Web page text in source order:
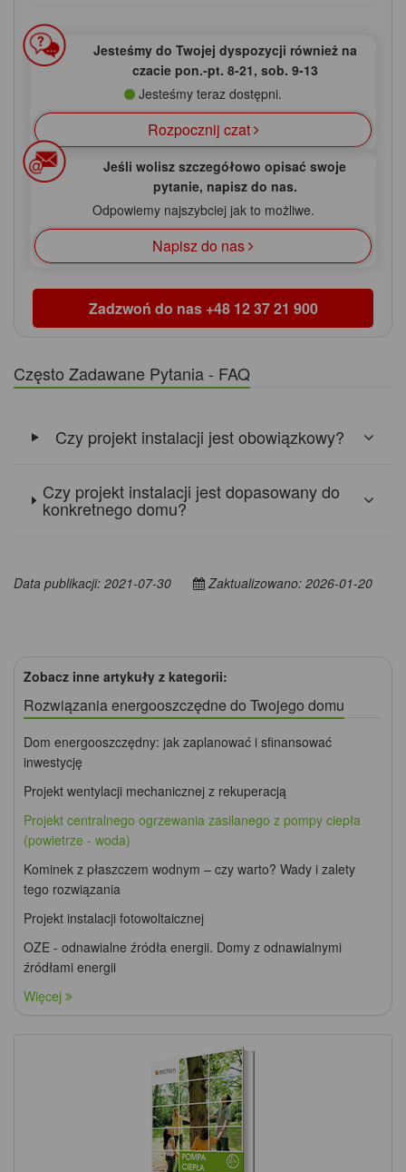
Jesteśmy do Twojej dyspozycji również na
czacie pon.‑pt. 8‑21, sob. 9‑13
Jesteśmy teraz dostępni.
Rozpocznij czat
Jeśli wolisz szczegółowo opisać swoje
pytanie, napisz do nas.
Odpowiemy najszybciej jak to możliwe.
Napisz do nas
Zadzwoń do nas +48 12 37 21 900
Często Zadawane Pytania - FAQ
Czy projekt instalacji jest obowiązkowy?
Czy projekt instalacji jest dopasowany do
konkretnego domu?
Data publikacji: 2021-07-30 Zaktualizowano: 2026-01-20
Zobacz inne artykuły z kategorii:
Rozwiązania energooszczędne do Twojego domu
Dom energooszczędny: jak zaplanować i sfinansować
inwestycję
Projekt wentylacji mechanicznej z rekuperacją
Projekt centralnego ogrzewania zasilanego z pompy ciepła
(powietrze - woda)
Kominek z płaszczem wodnym – czy warto? Wady i zalety
tego rozwiązania
Projekt instalacji fotowoltaicznej
OZE - odnawialne źródła energii. Domy z odnawialnymi
źródłami energii
Więcej